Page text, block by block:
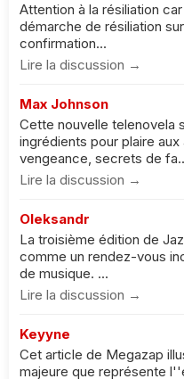
Attention à la résiliation
démarche de résiliation
confirmation...
Lire la discussion →
Max Johnson
Cette nouvelle telenovela
ingrédients pour plaire
vengeance, secrets de
Lire la discussion →
Oleksandr
La troisième édition de
comme un rendez-vous
de musique. ...
Lire la discussion →
Keyyne
Cet article de Megazap
majeure que représente